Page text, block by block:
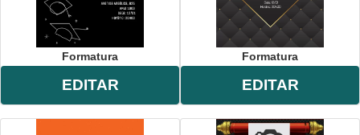
Formatura
EDITAR
Formatura
EDITAR